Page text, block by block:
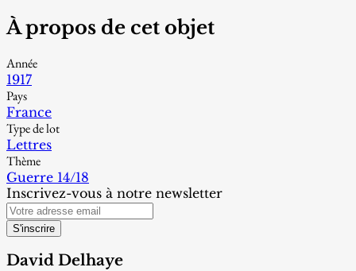
À propos de cet objet
Année
1917
Pays
France
Type de lot
Lettres
Thème
Guerre 14/18
Inscrivez-vous à notre newsletter
S'inscrire
David Delhaye